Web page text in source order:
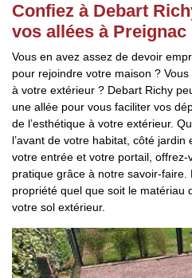
Confiez à Debart
vos allées à Preignac
Vous en avez assez de devoir
pour rejoindre votre maison ?
à votre extérieur ? Debart Richy
une allée pour vous faciliter vos
de l’esthétique à votre extérieur.
l’avant de votre habitat, côté
votre entrée et votre portail,
pratique grâce à notre savoir-
propriété quel que soit le matériau
votre sol extérieur.